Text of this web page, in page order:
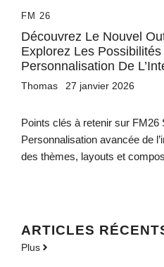
FM 26
Découvrez Le Nouvel
Explorez Les
Personnalisation De
Thomas 27 janvier 2026
Points clés à retenir sur FM26
Personnalisation avancée de
des thèmes, layouts et
ARTICLES
Plus